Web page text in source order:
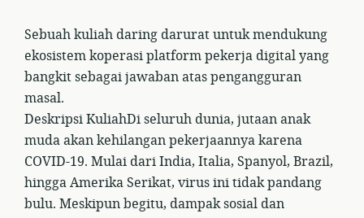
Sebuah kuliah daring darurat untuk mendukung
ekosistem koperasi platform pekerja digital yang
bangkit sebagai jawaban atas pengangguran
masal.
Deskripsi KuliahDi seluruh dunia, jutaan anak
muda akan kehilangan pekerjaannya karena
COVID-19. Mulai dari India, Italia, Spanyol, Brazil,
hingga Amerika Serikat, virus ini tidak pandang
bulu. Meskipun begitu, dampak sosial dan